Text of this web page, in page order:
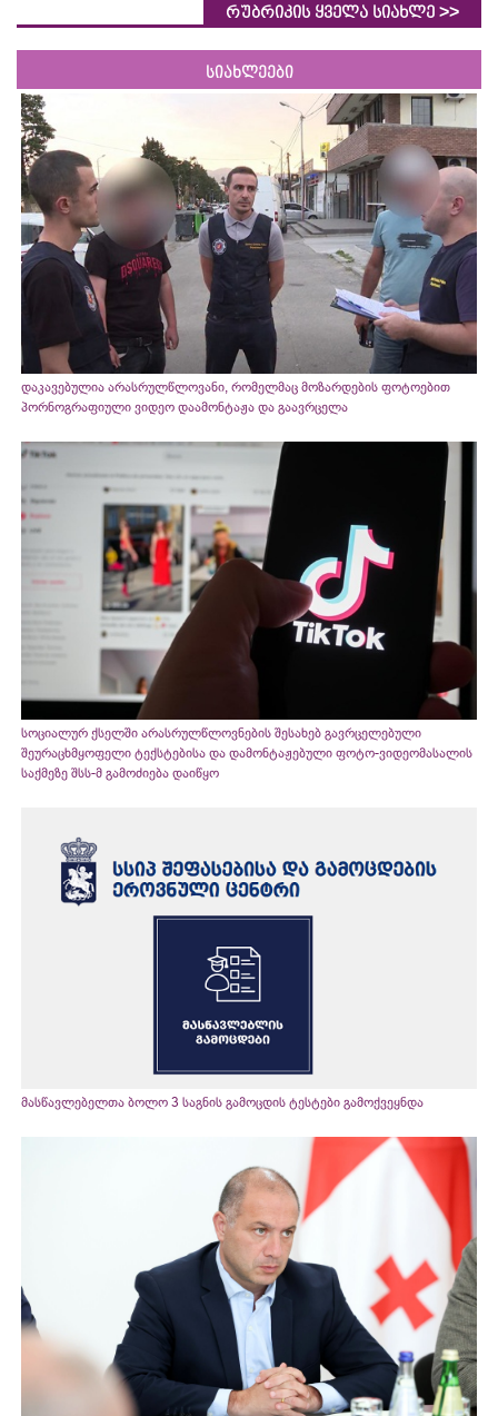
რუბრიკის ყველა სიახლე >>
სიახლეები
დაკავებულია არასრულწლოვანი, რომელმაც მოზარდების ფოტოებით
პორნოგრაფიული ვიდეო დაამონტაჟა და გაავრცელა
სოციალურ ქსელში არასრულწლოვნების შესახებ გავრცელებული
შეურაცხმყოფელი ტექსტებისა და დამონტაჟებული ფოტო-ვიდეომასალის
საქმეზე შსს-მ გამოძიება დაიწყო
მასწავლებელთა ბოლო 3 საგნის გამოცდის ტესტები გამოქვეყნდა